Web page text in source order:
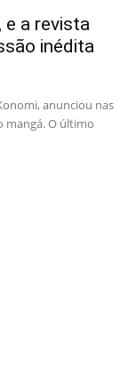
e a revista
inédita
anunciou nas
mangá. O último